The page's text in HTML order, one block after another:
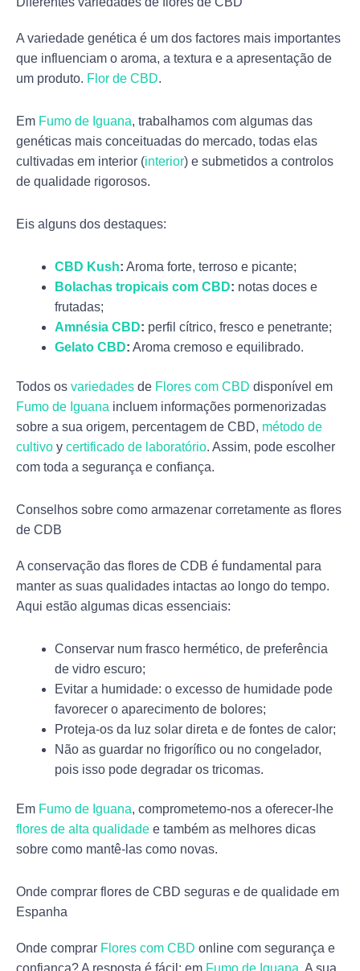
A variedade genética é um dos factores mais importantes
que influenciam o aroma, a textura e a apresentação de
um produto. Flor de CBD.
Em Fumo de Iguana, trabalhamos com algumas das
genéticas mais conceituadas do mercado, todas elas
cultivadas em interior (interior) e submetidos a controlos
de qualidade rigorosos.
Eis alguns dos destaques:
CBD Kush: Aroma forte, terroso e picante;
Bolachas tropicais com CBD: notas doces e
frutadas;
Amnésia CBD: perfil cítrico, fresco e penetrante;
Gelato CBD: Aroma cremoso e equilibrado.
Todos os variedades de Flores com CBD disponível em
Fumo de Iguana incluem informações pormenorizadas
sobre a sua origem, percentagem de CBD, método de
cultivo y certificado de laboratório. Assim, pode escolher
com toda a segurança e confiança.
Conselhos sobre como armazenar corretamente as flores
de CDB
A conservação das flores de CDB é fundamental para
manter as suas qualidades intactas ao longo do tempo.
Aqui estão algumas dicas essenciais:
Conservar num frasco hermético, de preferência
de vidro escuro;
Evitar a humidade: o excesso de humidade pode
favorecer o aparecimento de bolores;
Proteja-os da luz solar direta e de fontes de calor;
Não as guardar no frigorífico ou no congelador,
pois isso pode degradar os tricomas.
Em Fumo de Iguana, comprometemo-nos a oferecer-lhe
flores de alta qualidade e também as melhores dicas
sobre como mantê-las como novas.
Onde comprar flores de CBD seguras e de qualidade em
Espanha
Onde comprar Flores com CBD online com segurança e